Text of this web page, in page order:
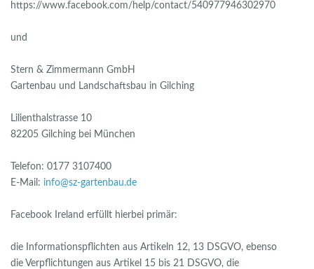
https://www.facebook.com/help/contact/540977946302970
und
Stern & Zimmermann GmbH
Gartenbau und Landschaftsbau in Gilching
Lilienthalstrasse 10
82205 Gilching bei München
Telefon: 0177 3107400
E-Mail: info@sz-gartenbau.de
Facebook Ireland erfüllt hierbei primär:
die Informationspflichten aus Artikeln 12, 13 DSGVO, ebenso
die Verpflichtungen aus Artikel 15 bis 21 DSGVO, die